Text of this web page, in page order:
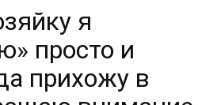
я
просто и
прихожу в